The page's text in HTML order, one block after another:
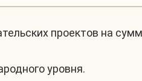
проектов на
уровня.